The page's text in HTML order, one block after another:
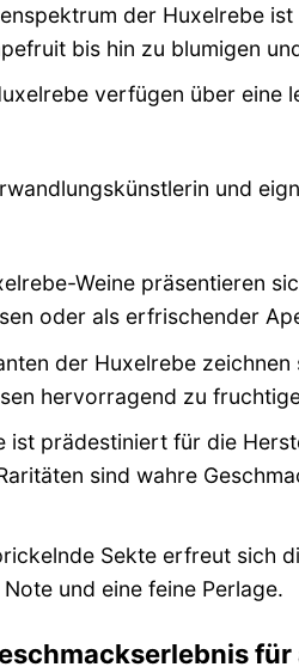
der Huxelrebe
bis hin zu blumigen
verfügen über eine
und
Weine präsentieren
oder als erfrischender
der Huxelrebe
hervorragend zu
ist prädestiniert für die
sind wahre
Sekte erfreut sich
und eine feine Perlage.
für